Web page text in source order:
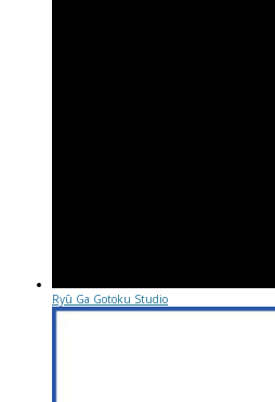
Ryū Ga Gotoku Studio